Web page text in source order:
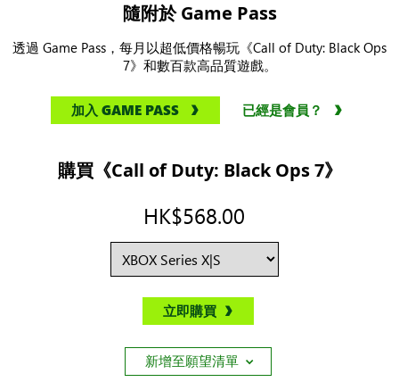
隨附於 Game Pass
透過 Game Pass，每月以超低價格暢玩《Call of Duty: Black Ops
7》和數百款高品質遊戲。
加入 GAME PASS 已經是會員？
購買《Call of Duty: Black Ops 7》
HK$568.00
立即購買
新增至願望清單